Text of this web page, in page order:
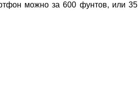
можно за 600 фунтов, или 35